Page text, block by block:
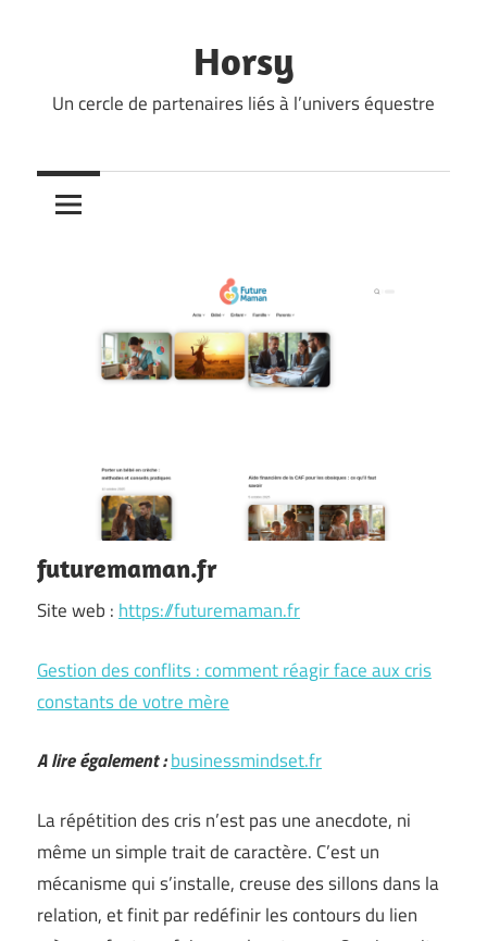
Horsy
Un cercle de partenaires liés à l’univers équestre
futuremaman.fr
Site web : https://futuremaman.fr
Gestion des conflits : comment réagir face aux cris
constants de votre mère
A lire également :businessmindset.fr
La répétition des cris n’est pas une anecdote, ni
même un simple trait de caractère. C’est un
mécanisme qui s’installe, creuse des sillons dans la
relation, et finit par redéfinir les contours du lien